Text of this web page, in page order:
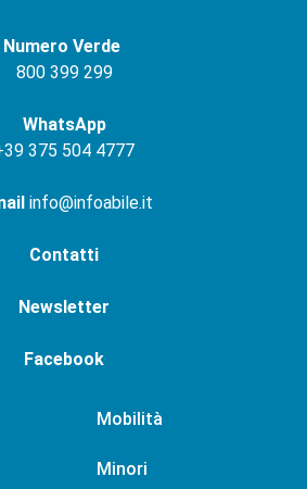
Numero Verde
800 399 299
WhatsApp
39 375 504 4777
info@infoabile.it
Contatti
Newsletter
Facebook
Mobilità
Minori